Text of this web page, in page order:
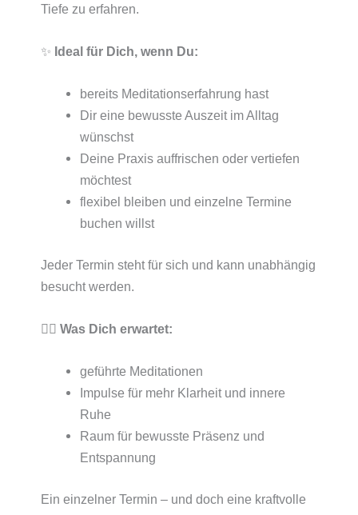
Tiefe zu erfahren.
✨ Ideal für Dich, wenn Du:
bereits Meditationserfahrung hast
Dir eine bewusste Auszeit im Alltag
wünschst
Deine Praxis auffrischen oder vertiefen
möchtest
flexibel bleiben und einzelne Termine
buchen willst
Jeder Termin steht für sich und kann unabhängig
besucht werden.
🧘‍♀️ Was Dich erwartet:
geführte Meditationen
Impulse für mehr Klarheit und innere
Ruhe
Raum für bewusste Präsenz und
Entspannung
Ein einzelner Termin – und doch eine kraftvolle